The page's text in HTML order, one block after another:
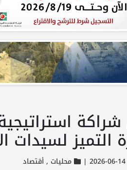
التميز لسيدات
| محليات ,أقتصاد